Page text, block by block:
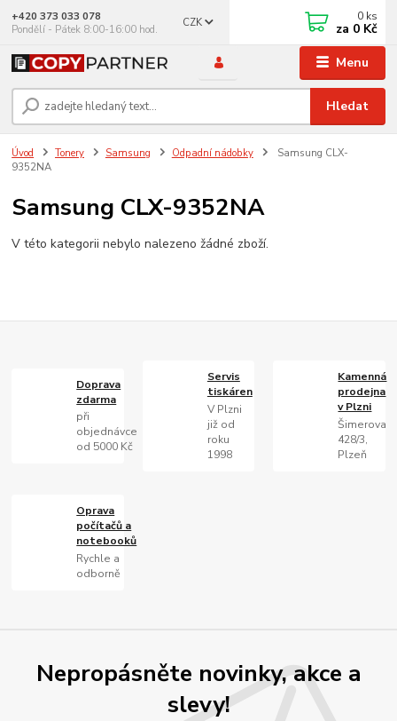
Menu
CZK
Hledat
+420 373 033 078
Pondělí - Pátek 8:00-16:00 hod.
0 ks
za 0 Kč
Úvod Tonery Samsung Odpadní nádobky
Samsung CLX-
9352NA
Samsung CLX-9352NA
V této kategorii nebylo nalezeno žádné zboží.
Doprava
zdarma
při
objednávce
od 5000 Kč
Servis
tiskáren
V Plzni
již od
roku
1998
Kamenná
prodejna
v Plzni
Šimerova
428/3,
Plzeň
Oprava
počítačů a
notebooků
Rychle a
odborně
Nepropásněte novinky, akce a
slevy!